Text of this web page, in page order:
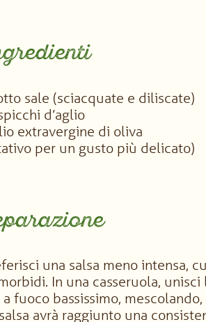
sale (sciacquate e diliscate)
d’aglio
extravergine di oliva
per un gusto più delicato)
una salsa meno intensa,
In una casseruola, unisci
fuoco bassissimo,
avrà raggiunto una